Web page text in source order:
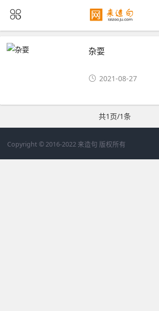
杂耍
2021-08-27
共1页/1条
Copyright © 2016-2022 来造句 版权所有